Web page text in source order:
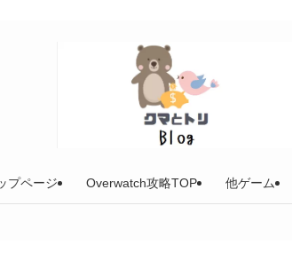
プページ Overwatch攻略TOP 他ゲーム